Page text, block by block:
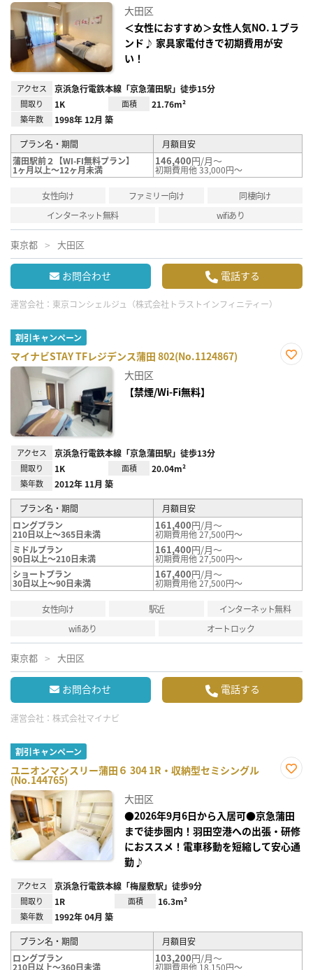
録
大田区
＜女性におすすめ＞女性人気NO.１ブラ
ンド♪ 家具家電付きで初期費用が安
い！
アクセス 京浜急行電鉄本線「京急蒲田駅」徒歩15分
間取り 1K 面積 21.76m²
築年数 1998年 12月 築
プラン名・期間
月額目安
蒲田駅前２【WI-FI無料プラン】
1ヶ月以上～12ヶ月未満
146,400円/月～
初期費用他 33,000円～
女性向け ファミリー向け
同棲向け
インターネット無料
wifiあり
東京都 大田区
お問合わせ 電話する
運営会社： 東京コンシェルジュ（株式会社トラストインフィニティー）
割引キャンペーン
マイナビSTAY TFレジデンス蒲田 802(No.1124867)
大田区
【禁煙/Wi-Fi無料】
アクセス 京浜急行電鉄本線「京急蒲田駅」徒歩13分
間取り 1K 面積 20.04m²
築年数 2012年 11月 築
プラン名・期間
月額目安
ロングプラン
210日以上～365日未満
161,400円/月～
初期費用他 27,500円～
ミドルプラン
90日以上～210日未満
161,400円/月～
初期費用他 27,500円～
ショートプラン
30日以上～90日未満
167,400円/月～
初期費用他 27,500円～
女性向け 駅近
インターネット無料
wifiあり
オートロック
東京都 大田区
お問合わせ 電話する
運営会社： 株式会社マイナビ
割引キャンペーン
ユニオンマンスリー蒲田６ 304 1R・収納型セミシングル
(No.144765)
録
大田区
●2026年9月6日から入居可●京急蒲田
まで徒歩圏内！羽田空港への出張・研修
におススメ！電車移動を短縮して安心通
勤♪
アクセス 京浜急行電鉄本線「梅屋敷駅」徒歩9分
間取り 1R 面積 16.3m²
築年数 1992年 04月 築
プラン名・期間
月額目安
ロングプラン
210日以上～360日未満
103,200円/月～
初期費用他 18,150円～